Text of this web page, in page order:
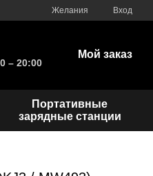
Желания Вход
– 20:00
Мой заказ
Портативные
зарядные станции